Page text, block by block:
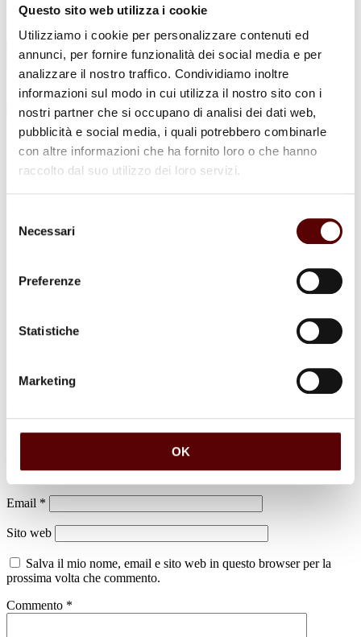
Questo sito web utilizza i cookie
Utilizziamo i cookie per personalizzare contenuti ed
annunci, per fornire funzionalità dei social media e per
analizzare il nostro traffico. Condividiamo inoltre
informazioni sul modo in cui utilizza il nostro sito con i
nostri partner che si occupano di analisi dei dati web,
pubblicità e social media, i quali potrebbero combinarle
con altre informazioni che ha fornito loro o che hanno
raccolto dal suo utilizzo dei loro servizi.
delNecessari
Preferenze
Statistiche
Marketing
OK
Sedi Onoranze Funebri Ottani
per:
Maria Borelli
Il tuo indirizzo email non sarà pubblicato. I campi obbligatori sono
Nome*
Email *
Sito web
Salva il mio nome, email e sito web in questo browser per la
prossima volta che commento.
Commento *